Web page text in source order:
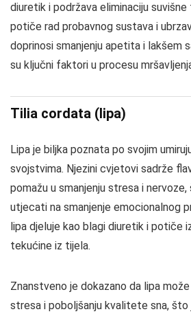
diuretik i podržava eliminaciju
potiče rad probavnog sustava i
doprinosi smanjenju apetita i lakšem
su ključni faktori u procesu
Tilia cordata (lipa)
Lipa je biljka poznata po svojim
svojstvima. Njezini cvjetovi sadrže
pomažu u smanjenju stresa i
utjecati na smanjenje emocionalnog
lipa djeluje kao blagi diuretik i potiče
tekućine iz tijela.
Znanstveno je dokazano da lipa
stresa i poboljšanju kvalitete sna, što